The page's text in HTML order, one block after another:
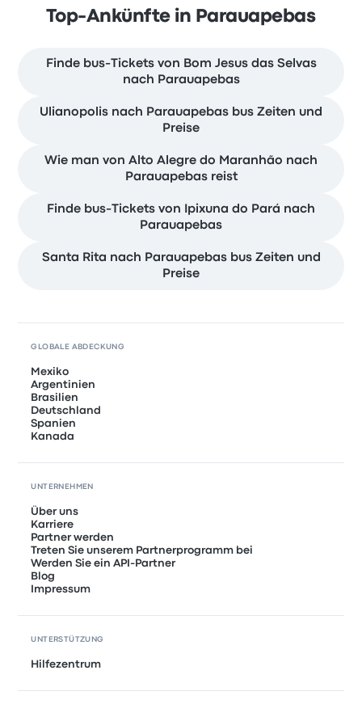
Top-Ankünfte in Parauapebas
Finde bus-Tickets von Bom Jesus das Selvas
nach Parauapebas
Ulianopolis nach Parauapebas bus Zeiten und
Preise
Wie man von Alto Alegre do Maranhão nach
Parauapebas reist
Finde bus-Tickets von Ipixuna do Pará nach
Parauapebas
Santa Rita nach Parauapebas bus Zeiten und
Preise
GLOBALE ABDECKUNG
Mexiko
Argentinien
Brasilien
Deutschland
Spanien
Kanada
UNTERNEHMEN
Über uns
Karriere
Partner werden
Treten Sie unserem Partnerprogramm bei
Werden Sie ein API-Partner
Blog
Impressum
UNTERSTÜTZUNG
Hilfezentrum